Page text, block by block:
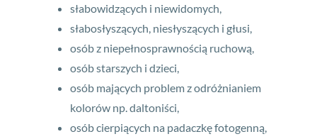
słabowidzących i niewidomych,
słabosłyszących, niesłyszących i głusi,
osób z niepełnosprawnością ruchową,
osób starszych i dzieci,
osób mających problem z odróżnianiem
kolorów np. daltoniści,
osób cierpiących na padaczkę fotogenną,